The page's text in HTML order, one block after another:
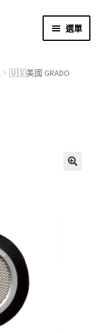
選單
🇺🇸美國 GRADO